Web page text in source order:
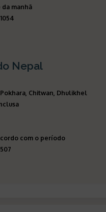
da manhã
1054
Nepal
Chitwan, Dhulikhel
com o período
507